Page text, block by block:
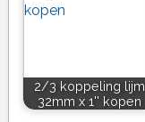
2/3 koppeling lijm
32mm x 1'' kopen